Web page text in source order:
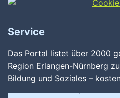
Service
Das Portal listet über 2000
Region Erlangen-Nürnberg
Bildung und Soziales –